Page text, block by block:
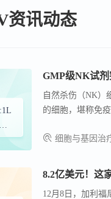
资讯动态
GMP级NK试剂
自然杀伤（NK）
的细胞，堪称免
细胞与基因治
8.2亿美元！这
12月8日，加利福